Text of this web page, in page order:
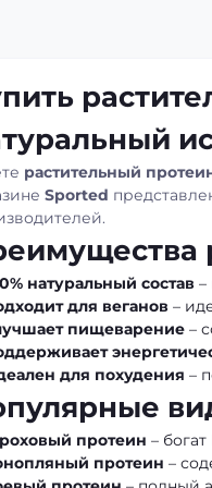
растительный
Sported
натуральный состав –
для веганов –
пищеварение –
для похудения –
протеин –
протеин –